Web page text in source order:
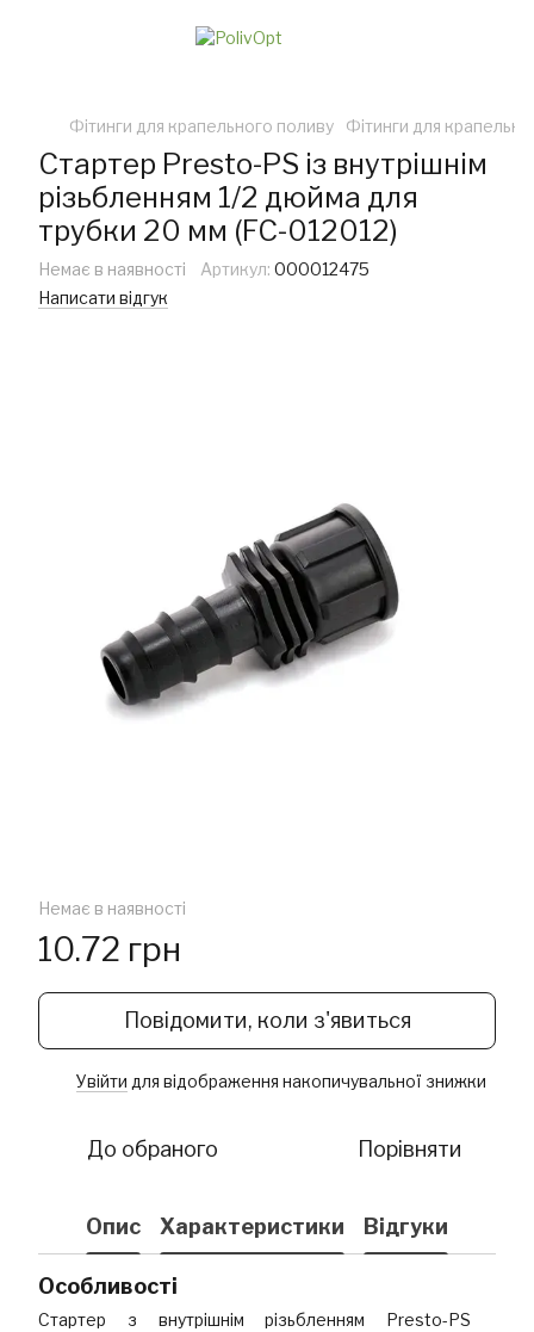
Фітинги для крапельного поливу Фітинги для
Стартер Presto-PS із внутрішнім
різьбленням 1/2 дюйма для
трубки 20 мм (FC-012012)
Немає в наявності Артикул: 000012475
Написати відгук
Немає в наявності
10.72 грн
Повідомити, коли з'явиться
Увійти для відображення накопичувальної знижки
До обраного Порівняти
Опис Характеристики Відгуки
Особливості
Стартер з внутрішнім різьбленням Presto-PS